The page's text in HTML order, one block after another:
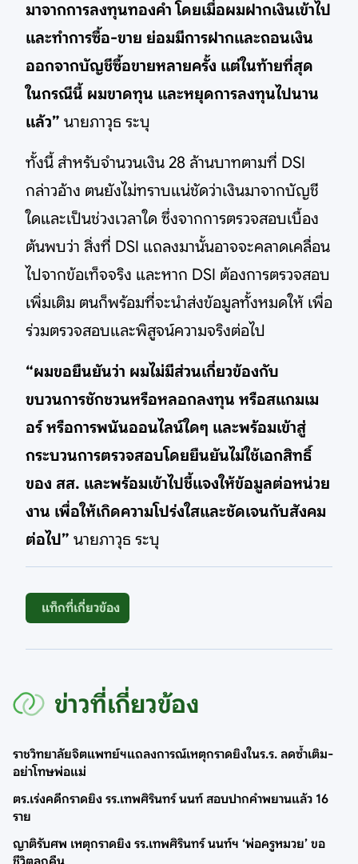
มาจากการลงทุนทองคำ โดยเมื่อผมฝากเงินเข้าไป
และทำการซื้อ-ขาย ย่อมมีการฝากและถอนเงิน
ออกจากบัญชีซื้อขายหลายครั้ง แต่ในท้ายที่สุด
ในกรณีนี้ ผมขาดทุน และหยุดการลงทุนไปนาน
แล้ว” นายภาวุธ ระบุ
ทั้งนี้ สำหรับจำนวนเงิน 28 ล้านบาทตามที่ DSI
กล่าวอ้าง ตนยังไม่ทราบแน่ชัดว่าเงินมาจากบัญชี
ใดและเป็นช่วงเวลาใด ซึ่งจากการตรวจสอบเบื้อง
ต้นพบว่า สิ่งที่ DSI แถลงมานั้นอาจจะคลาดเคลื่อน
ไปจากข้อเท็จจริง และหาก DSI ต้องการตรวจสอบ
เพิ่มเติม ตนก็พร้อมที่จะนำส่งข้อมูลทั้งหมดให้ เพื่อ
ร่วมตรวจสอบและพิสูจน์ความจริงต่อไป
“ผมขอยืนยันว่า ผมไม่มีส่วนเกี่ยวข้องกับ
ขบวนการชักชวนหรือหลอกลงทุน หรือสแกมเม
อร์ หรือการพนันออนไลน์ใดๆ และพร้อมเข้าสู่
กระบวนการตรวจสอบโดยยืนยันไม่ใช้เอกสิทธิ์
ของ สส. และพร้อมเข้าไปชี้เเจงให้ข้อมูลต่อหน่วย
งาน เพื่อให้เกิดความโปร่งใสและชัดเจนกับสังคม
ต่อไป” นายภาวุธ ระบุ
แท็กที่เกี่ยวข้อง
ข่าวที่เกี่ยวข้อง
ราชวิทยาลัยจิตแพทย์ฯแถลงการณ์เหตุกราดยิงในร.ร. ลดซ้ำเติม-
อย่าโทษพ่อแม่
ตร.เร่งคดีกราดยิง รร.เทพศิรินทร์ นนท์ สอบปากคำพยานแล้ว 16
ราย
ญาติรับศพ เหตุกราดยิง รร.เทพศิรินทร์ นนท์ฯ ‘พ่อครูหมวย’ ขอ